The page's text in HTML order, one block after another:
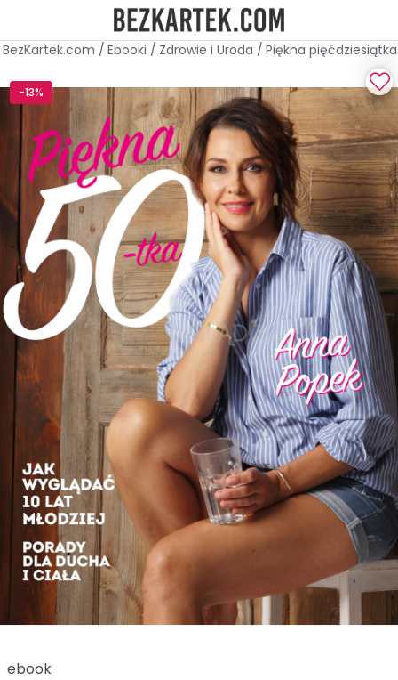
BezKartek.com / Ebooki / Zdrowie i Uroda / Piękna pięćdziesiątka
-13%
ebook